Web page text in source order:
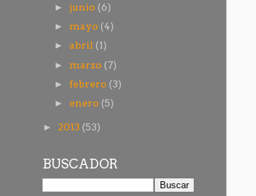
►junio (6)
► mayo (4)
► abril (1)
► marzo (7)
► febrero (3)
► enero (5)
► 2013 (53)
BUSCADOR